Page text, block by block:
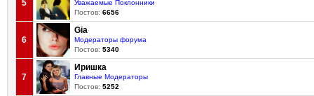
5
Уважаемые Поклонники
Постов: 6656
6
Gia
Модераторы форума
Постов: 5340
7
Иришка
Главные Модераторы
Постов: 5252